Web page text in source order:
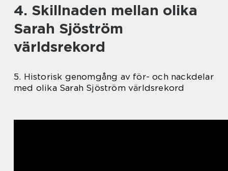
4. Skillnaden mellan olika
Sarah Sjöström
världsrekord
5. Historisk genomgång av för- och nackdelar
med olika Sarah Sjöström världsrekord